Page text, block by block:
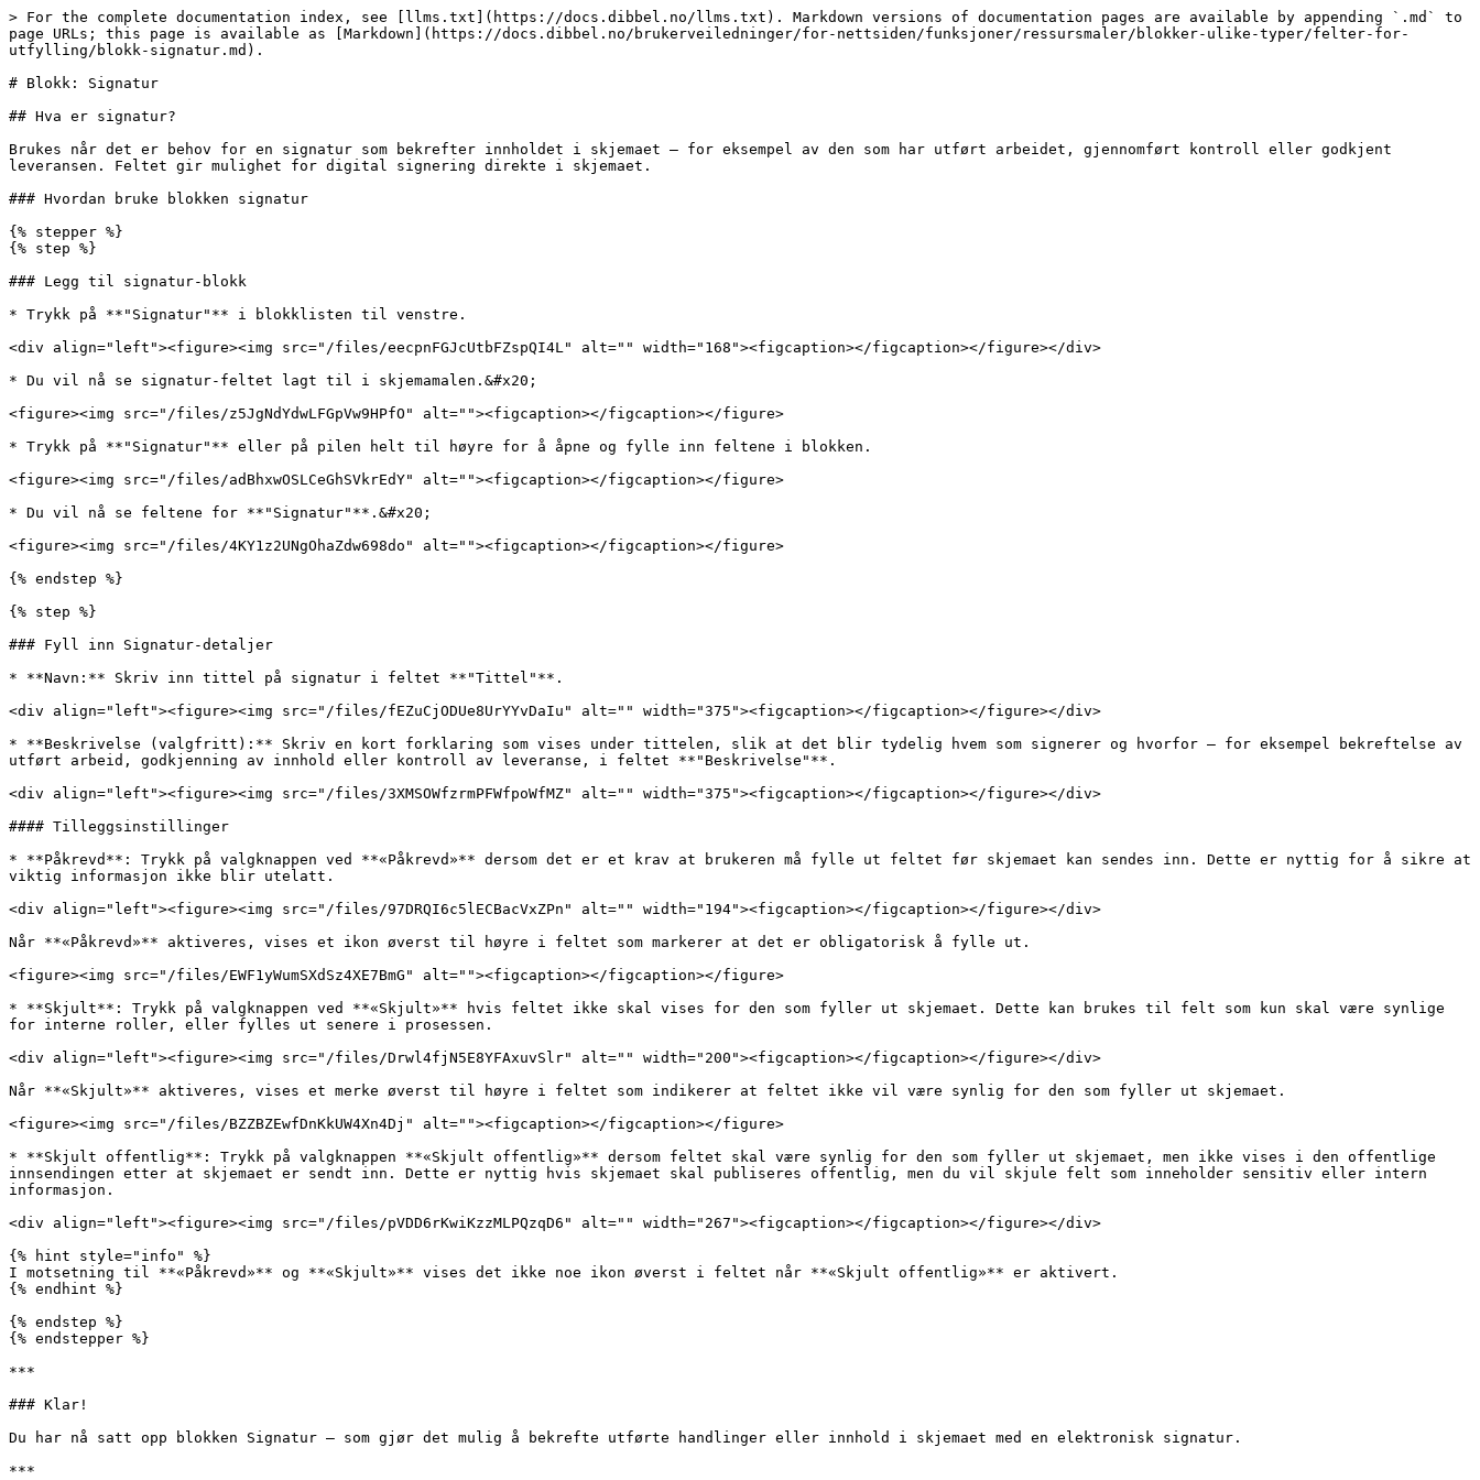
> For the complete documentation index, see [llms.txt](https://docs.dibbel.no/llms.txt). Markdown versions of documentation pages are available by appending `.md` to
page URLs; this page is available as [Markdown](https://docs.dibbel.no/brukerveiledninger/for-nettsiden/funksjoner/ressursmaler/blokker-ulike-typer/felter-for-
utfylling/blokk-signatur.md).
# Blokk: Signatur
## Hva er signatur?
Brukes når det er behov for en signatur som bekrefter innholdet i skjemaet – for eksempel av den som har utført arbeidet, gjennomført kontroll eller godkjent
leveransen. Feltet gir mulighet for digital signering direkte i skjemaet.
### Hvordan bruke blokken signatur
{% stepper %}
{% step %}
### Legg til signatur-blokk
* Trykk på **"Signatur"** i blokklisten til venstre.
<div align="left"><figure><img src="/files/eecpnFGJcUtbFZspQI4L" alt="" width="168"><figcaption></figcaption></figure></div>
* Du vil nå se signatur-feltet lagt til i skjemamalen.&#x20;
<figure><img src="/files/z5JgNdYdwLFGpVw9HPfO" alt=""><figcaption></figcaption></figure>
* Trykk på **"Signatur"** eller på pilen helt til høyre for å åpne og fylle inn feltene i blokken.
<figure><img src="/files/adBhxwOSLCeGhSVkrEdY" alt=""><figcaption></figcaption></figure>
* Du vil nå se feltene for **"Signatur"**.&#x20;
<figure><img src="/files/4KY1z2UNgOhaZdw698do" alt=""><figcaption></figcaption></figure>
{% endstep %}
{% step %}
### Fyll inn Signatur-detaljer
* **Navn:** Skriv inn tittel på signatur i feltet **"Tittel"**.
<div align="left"><figure><img src="/files/fEZuCjODUe8UrYYvDaIu" alt="" width="375"><figcaption></figcaption></figure></div>
* **Beskrivelse (valgfritt):** Skriv en kort forklaring som vises under tittelen, slik at det blir tydelig hvem som signerer og hvorfor – for eksempel bekreftelse av
utført arbeid, godkjenning av innhold eller kontroll av leveranse, i feltet **"Beskrivelse"**.
<div align="left"><figure><img src="/files/3XMSOWfzrmPFWfpoWfMZ" alt="" width="375"><figcaption></figcaption></figure></div>
#### Tilleggsinstillinger
* **Påkrevd**: Trykk på valgknappen ved **«Påkrevd»** dersom det er et krav at brukeren må fylle ut feltet før skjemaet kan sendes inn. Dette er nyttig for å sikre at
viktig informasjon ikke blir utelatt.
<div align="left"><figure><img src="/files/97DRQI6c5lECBacVxZPn" alt="" width="194"><figcaption></figcaption></figure></div>
Når **«Påkrevd»** aktiveres, vises et ikon øverst til høyre i feltet som markerer at det er obligatorisk å fylle ut.
<figure><img src="/files/EWF1yWumSXdSz4XE7BmG" alt=""><figcaption></figcaption></figure>
* **Skjult**: Trykk på valgknappen ved **«Skjult»** hvis feltet ikke skal vises for den som fyller ut skjemaet. Dette kan brukes til felt som kun skal være synlige
for interne roller, eller fylles ut senere i prosessen.
<div align="left"><figure><img src="/files/Drwl4fjN5E8YFAxuvSlr" alt="" width="200"><figcaption></figcaption></figure></div>
Når **«Skjult»** aktiveres, vises et merke øverst til høyre i feltet som indikerer at feltet ikke vil være synlig for den som fyller ut skjemaet.
<figure><img src="/files/BZZBZEwfDnKkUW4Xn4Dj" alt=""><figcaption></figcaption></figure>
* **Skjult offentlig**: Trykk på valgknappen **«Skjult offentlig»** dersom feltet skal være synlig for den som fyller ut skjemaet, men ikke vises i den offentlige
innsendingen etter at skjemaet er sendt inn. Dette er nyttig hvis skjemaet skal publiseres offentlig, men du vil skjule felt som inneholder sensitiv eller intern
informasjon.
<div align="left"><figure><img src="/files/pVDD6rKwiKzzMLPQzqD6" alt="" width="267"><figcaption></figcaption></figure></div>
{% hint style="info" %}
I motsetning til **«Påkrevd»** og **«Skjult»** vises det ikke noe ikon øverst i feltet når **«Skjult offentlig»** er aktivert.
{% endhint %}
{% endstep %}
{% endstepper %}
***
### Klar!
Du har nå satt opp blokken Signatur – som gjør det mulig å bekrefte utførte handlinger eller innhold i skjemaet med en elektronisk signatur.
***